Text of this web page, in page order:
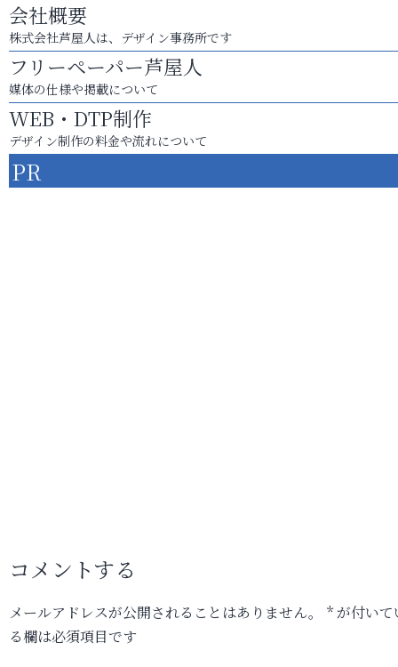
会社概要
株式会社芦屋人は、デザイン事務所です
フリーペーパー芦屋人
媒体の仕様や掲載について
WEB・DTP制作
デザイン制作の料金や流れについて
PR
コメントする
メールアドレスが公開されることはありません。 *が付いて
る欄は必須項目です